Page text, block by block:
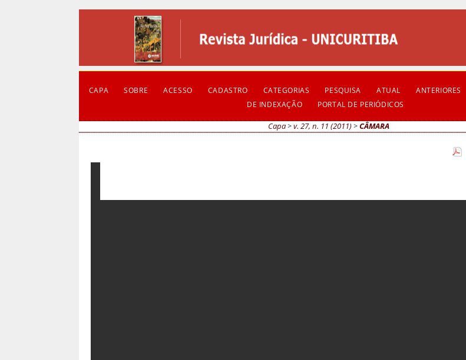
CAPA SOBRE ACESSO CADASTRO CATEGORIAS PESQUISA ATUAL ANTERIORES
DE INDEXAÇÃO
PORTAL DE PERIÓDICOS
Capa>v. 27, n. 11 (2011)>CÂMARA